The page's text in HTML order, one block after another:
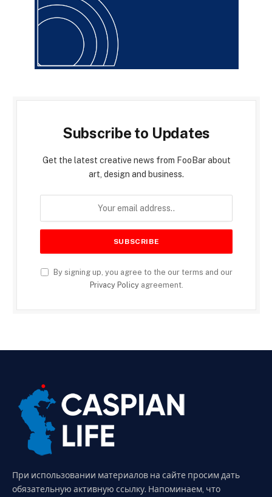
Subscribe to Updates
Get the latest creative news from FooBar about
art, design and business.
By signing up, you agree to the our terms and our
Privacy Policyagreement.
При использовании материалов на сайте просим дать
обязательную активную ссылку. Напоминаем, что